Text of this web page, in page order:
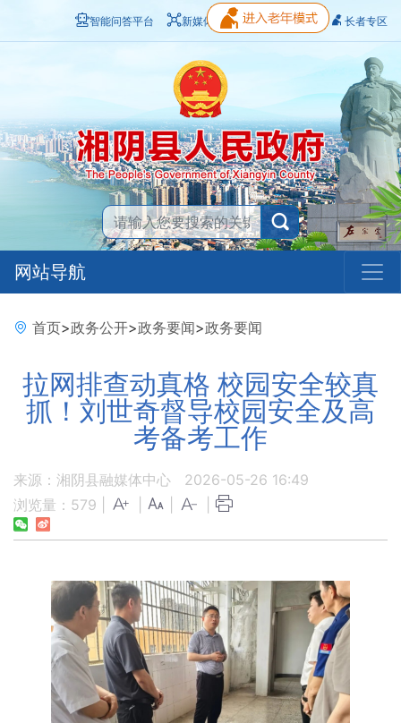
智能问答平台 新媒体矩阵 无障碍浏览 长者专区
网站导航
首页>政务公开>政务要闻>政务要闻
拉网排查动真格 校园安全较真
抓！刘世奇督导校园安全及高
考备考工作
来源：湘阴县融媒体中心
2026-05-26 16:49
浏览量： 579